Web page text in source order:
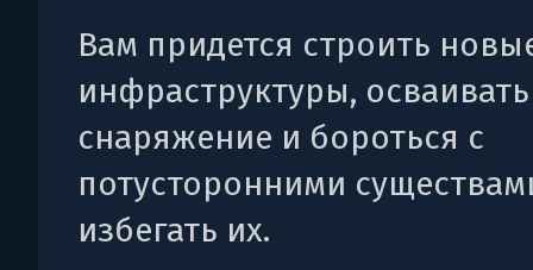
Вам придется строить
инфраструктуры,
снаряжение и бороться с
потусторонними
избегать их.